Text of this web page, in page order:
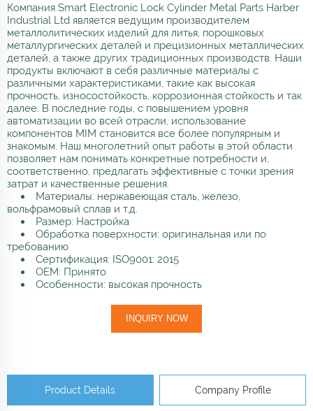
Компания Smart Electronic Lock Cylinder Metal Parts Harber
Industrial Ltd является ведущим производителем
металлолитических изделий для литья, порошковых
металлургических деталей и прецизионных металлических
деталей, а также других традиционных производств. Наши
продукты включают в себя различные материалы с
различными характеристиками, такие как высокая
прочность, износостойкость, коррозионная стойкость и так
далее. В последние годы, с повышением уровня
автоматизации во всей отрасли, использование
компонентов MIM становится все более популярным и
знакомым. Наш многолетний опыт работы в этой области
позволяет нам понимать конкретные потребности и,
соответственно, предлагать эффективные с точки зрения
затрат и качественные решения.
Материалы: нержавеющая сталь, железо,
вольфрамовый сплав и т.д.
Размер: Настройка
Обработка поверхности: оригинальная или по
требованию
Сертификация: ISO9001: 2015
OEM: Принято
Особенности: высокая прочность
INQUIRY NOW
Product Details Company Profile